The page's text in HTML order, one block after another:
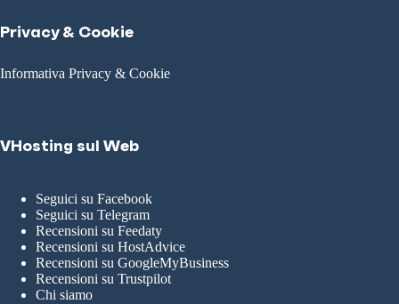
Privacy & Cookie
Informativa Privacy & Cookie
VHosting sul Web
Seguici su Facebook
Seguici su Telegram
Recensioni su Feedaty
Recensioni su HostAdvice
Recensioni su GoogleMyBusiness
Recensioni su Trustpilot
Chi siamo